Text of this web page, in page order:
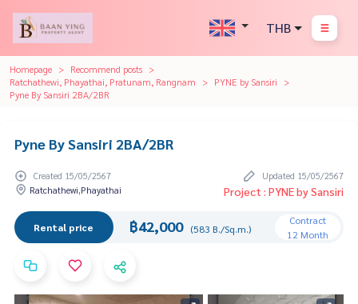
THB
Homepage
Recommend posts
Ratchathewi, Phayathai, Pratunam, Rangnam
PYNE by Sansiri
Pyne By Sansiri 2BA/2BR
Pyne By Sansiri 2BA/2BR
Created 15/05/2567
Updated 15/05/2567
Ratchathewi,Phayathai
Project : PYNE by Sansiri
Rental price ฿42,000 (583 B./Sq.m.)
Contract
12 Month